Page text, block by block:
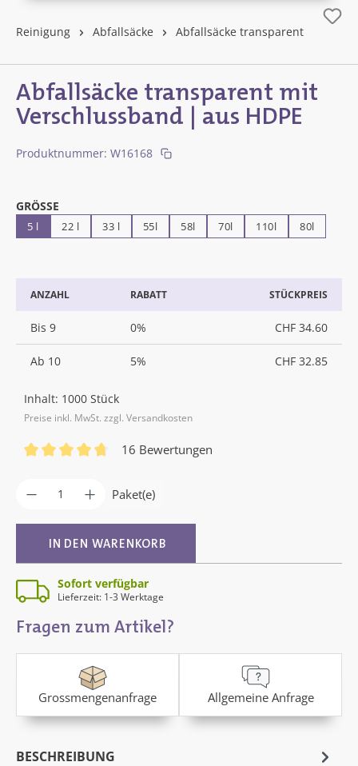
Reinigung Abfallsäcke Abfallsäcke transparent
Abfallsäcke transparent mit
Verschlussband | aus HDPE
ANZAHL RABATT STÜCKPREIS
Bis 9 0% CHF 34.60
Ab 10 5% CHF 32.85
Inhalt: 1000 Stück
Preise inkl. MwSt. zzgl. Versandkosten
16 Bewertungen
GRÖSSE
5 l 22 l 33 l 55l 58l 70l 110l 80l
Produkt Anzahl: Gib den gewünschten
Paket(e)
IN DEN WARENKORB
Sofort verfügbar
Lieferzeit: 1-3 Werktage
Produktnummer: W16168
Fragen zum Artikel?
Grossmengenanfrage Allgemeine Anfrage
BESCHREIBUNG